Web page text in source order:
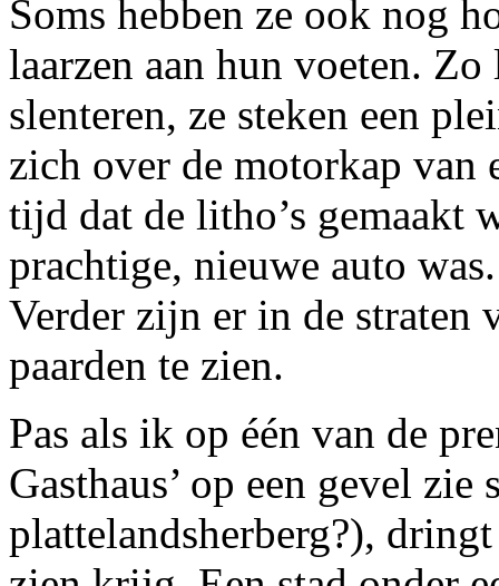
Soms hebben ze ook nog
laarzen aan hun voeten.
slenteren, ze steken een
zich over de motorkap van
tijd dat de litho’s gemaakt
prachtige, nieuwe auto was.
Verder zijn er in de straten
paarden te zien.
Pas als ik op één van de
Gasthaus’ op een gevel zie
plattelandsherberg?),